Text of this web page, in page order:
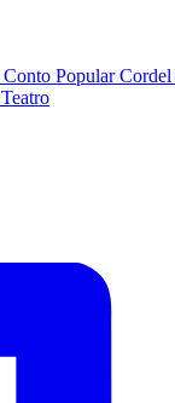
Conto PopularCordel
Teatro